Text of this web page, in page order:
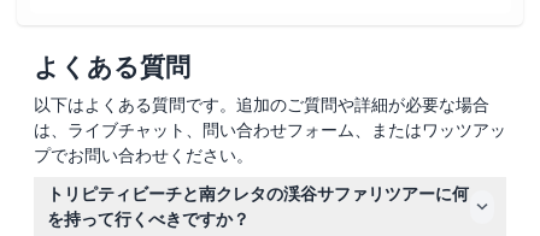
よくある質問
以下はよくある質問です。追加のご質問や詳細が必要な場合
は、ライブチャット、問い合わせフォーム、またはワッツアッ
プでお問い合わせください。
トリピティビーチと南クレタの渓谷サファリツアーに何
を持って行くべきですか？